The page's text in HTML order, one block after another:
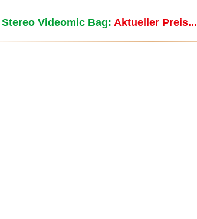
Stereo Videomic Bag: Aktueller Preis...